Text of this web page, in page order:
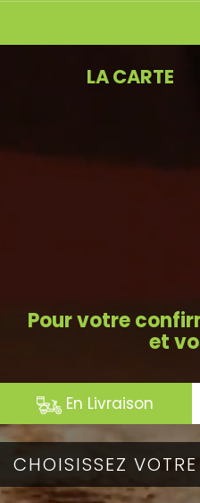
LA CARTE
Pour votre
et
En Livraison